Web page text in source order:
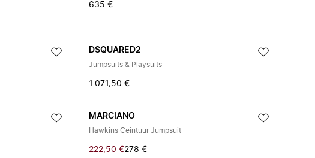
635 €
DSQUARED2
Jumpsuits & Playsuits
1.071,50 €
MARCIANO
Hawkins Ceintuur Jumpsuit
222,50 €278 €